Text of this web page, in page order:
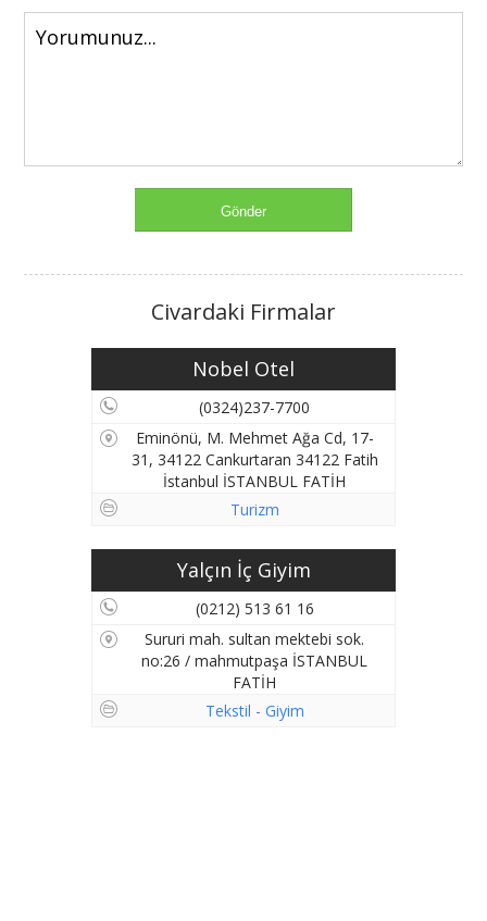
Civardaki Firmalar
Nobel Otel
(0324)237-7700
Eminönü, M. Mehmet Ağa Cd, 17-
31, 34122 Cankurtaran 34122 Fatih
İstanbul İSTANBUL FATİH
Turizm
Yalçın İç Giyim
(0212) 513 61 16
Sururi mah. sultan mektebi sok.
no:26 / mahmutpaşa İSTANBUL
FATİH
Tekstil - Giyim